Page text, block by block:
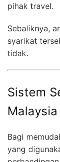
pihak travel.
Sebaliknya,
syarikat
tidak.
Sistem
Bagi
yang